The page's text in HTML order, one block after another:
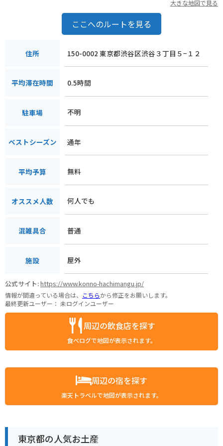
大きな地図で見る
ここへのルートを見る
住所 150-0002 東京都渋谷区渋谷３丁目５−１２
平均滞在時間 0.5時間
駐車場 不明
ベストシーズン 通年
平均予算 無料
オススメ人数 何人でも
混雑具合 普通
施設 屋外
公式サイト:https://www.konno-hachimangu.jp/
情報が間違っている場合は、 こちらから修正をお願いします。
最終更新ユーザー： 未ログインユーザー
周辺の飲食店を探す
食べログで地図が表示されます。
周辺の宿を探す
楽天トラベルで地図が表示されます。
東京都の人気お土産